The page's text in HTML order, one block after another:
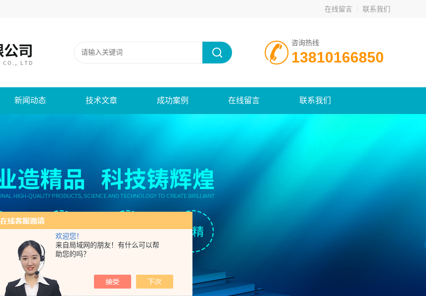
欢迎您！
来自局域网的朋友！有什么可以帮
助您的吗？
在线留言 联系我们
咨询热线
13810166850
新闻动态 技术文章 成功案例 在线留言 联系我们